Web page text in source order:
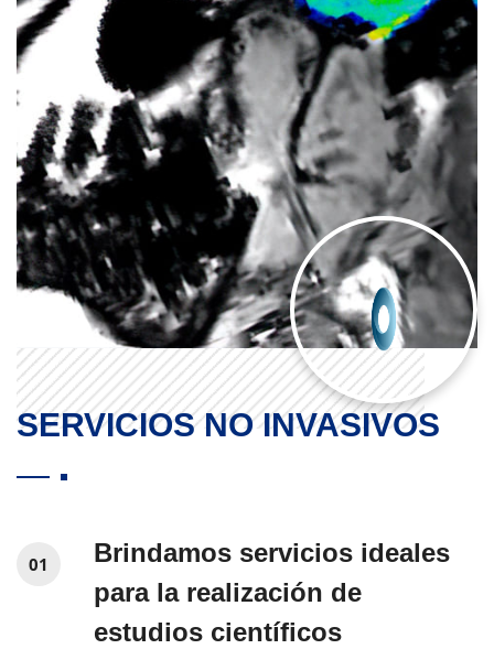
SERVICIOS NO INVASIVOS
01
Brindamos servicios ideales
para la realización de
estudios científicos